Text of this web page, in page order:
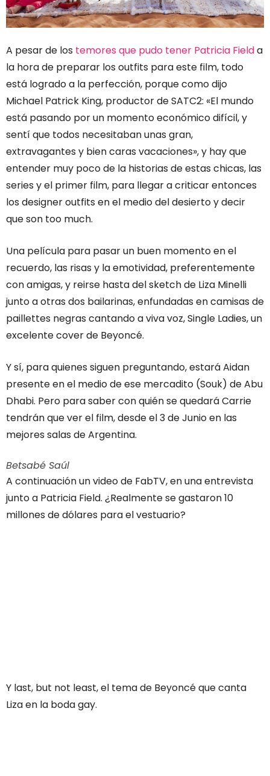
A pesar de los temores que pudo tener Patricia Fielda
la hora de preparar los outfits para este film, todo
está logrado a la perfección, porque como dijo
Michael Patrick King, productor de SATC2: «El mundo
está pasando por un momento económico difícil, y
sentí que todos necesitaban unas gran,
extravagantes y bien caras vacaciones», y hay que
entender muy poco de la historias de estas chicas, las
series y el primer film, para llegar a criticar entonces
los designer outfits en el medio del desierto y decir
que son too much.
Una película para pasar un buen momento en el
recuerdo, las risas y la emotividad, preferentemente
con amigas, y reirse hasta del sketch de Liza Minelli
junto a otras dos bailarinas, enfundadas en camisas de
paillettes negras cantando a viva voz, Single Ladies, un
excelente cover de Beyoncé.
Y sí, para quienes siguen preguntando, estará Aidan
presente en el medio de ese mercadito (Souk) de Abu
Dhabi. Pero para saber con quién se quedará Carrie
tendrán que ver el film, desde el 3 de Junio en las
mejores salas de Argentina.
Betsabé Saúl
A continuación un video de FabTV, en una entrevista
junto a Patricia Field. ¿Realmente se gastaron 10
millones de dólares para el vestuario?
Y last, but not least, el tema de Beyoncé que canta
Liza en la boda gay.